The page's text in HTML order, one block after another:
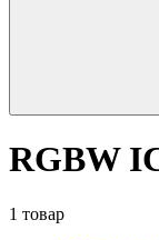
RGBW
1 товар